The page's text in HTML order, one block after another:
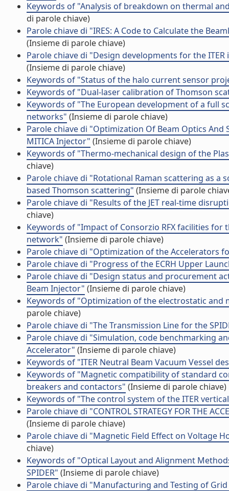
Keywords of "Analysis of breakdown on thermal
di parole chiave)
Parole chiave di "IRES: A Code to Calculate the
(Insieme di parole chiave)
Parole chiave di "Design developments for the
(Insieme di parole chiave)
Keywords of "Status of the halo current sensor
Keywords of "Dual-laser calibration of Thomson
Keywords of "The European development of a full
networks" (Insieme di parole chiave)
Parole chiave di "Optimization Of Beam Optics
MITICA Injector" (Insieme di parole chiave)
Keywords of "Thermo-mechanical design of the
chiave)
Parole chiave di "Rotational Raman scattering as
based Thomson scattering" (Insieme di parole
Parole chiave di "Results of the JET real-time
chiave)
Keywords of "Impact of Consorzio RFX facilities
network" (Insieme di parole chiave)
Parole chiave di "Optimization of the Accelerators
Parole chiave di "Progress of the ECRH Upper
Parole chiave di "Design status and procurement
Beam Injector" (Insieme di parole chiave)
Keywords of "Optimization of the electrostatic
parole chiave)
Parole chiave di "The Transmission Line for the
Parole chiave di "Simulation, code benchmarking
Accelerator" (Insieme di parole chiave)
Keywords of "ITER Neutral Beam Vacuum Vessel
Keywords of "Magnetic compatibility of standard
breakers and contactors" (Insieme di parole chiave)
Keywords of "The control system of the ITER
Parole chiave di "CONTROL STRATEGY FOR THE
(Insieme di parole chiave)
Parole chiave di "Magnetic Field Effect on Voltage
chiave)
Keywords of "Optical Layout and Alignment
SPIDER" (Insieme di parole chiave)
Parole chiave di "Manufacturing and Testing of